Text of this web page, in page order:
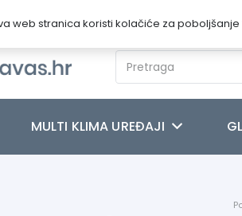
MULTI KLIMA UREĐAJI
web stranica koristi kolačiće za